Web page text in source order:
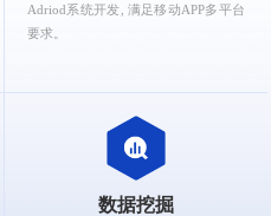
Adriod系统开发, 满足移动APP多平台
要求。
数据挖掘